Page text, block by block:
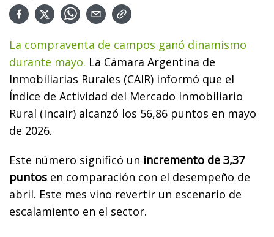
La compraventa de campos ganó dinamismo
durante mayo. La Cámara Argentina de
Inmobiliarias Rurales (CAIR) informó que el
Índice de Actividad del Mercado Inmobiliario
Rural (Incair) alcanzó los 56,86 puntos en mayo
de 2026.
Este número significó un incremento de 3,37
puntos en comparación con el desempeño de
abril. Este mes vino revertir un escenario de
escalamiento en el sector.